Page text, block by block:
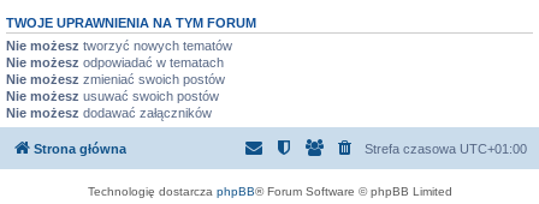
TWOJE UPRAWNIENIA NA TYM FORUM
Nie możesz tworzyć nowych tematów
Nie możesz odpowiadać w tematach
Nie możesz zmieniać swoich postów
Nie możesz usuwać swoich postów
Nie możesz dodawać załączników
Strona główna Strefa czasowa UTC+01:00
Technologię dostarcza phpBB® Forum Software © phpBB Limited